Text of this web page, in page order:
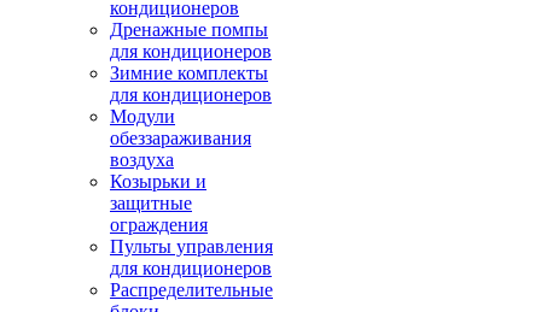
кондиционеров
Дренажные помпы
для кондиционеров
Зимние комплекты
для кондиционеров
Модули
обеззараживания
воздуха
Козырьки и
защитные
ограждения
Пульты управления
для кондиционеров
Распределительные